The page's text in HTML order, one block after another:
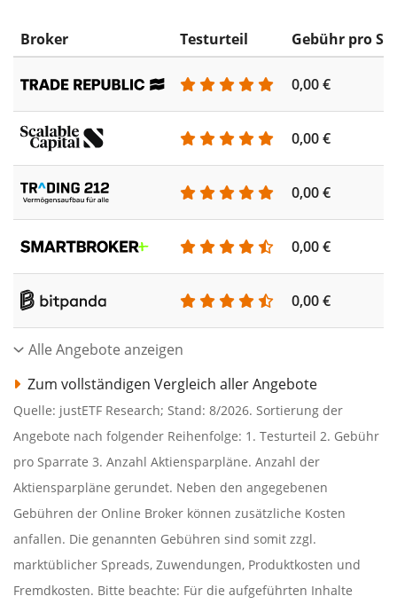
Broker Testurteil Gebühr pro
0,00 €
0,00 €
0,00 €
0,00 €
0,00 €
Alle Angebote anzeigen
Zum vollständigen Vergleich aller Angebote
Quelle: justETF Research; Stand: 8/2026. Sortierung der
Angebote nach folgender Reihenfolge: 1. Testurteil 2. Gebühr
pro Sparrate 3. Anzahl Aktiensparpläne. Anzahl der
Aktiensparpläne gerundet. Neben den angegebenen
Gebühren der Online Broker können zusätzliche Kosten
anfallen. Die genannten Gebühren sind somit zzgl.
marktüblicher Spreads, Zuwendungen, Produktkosten und
Fremdkosten. Bitte beachte: Für die aufgeführten Inhalte